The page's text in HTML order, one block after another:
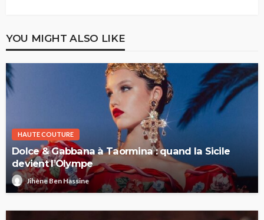
YOU MIGHT ALSO LIKE
HAUTE COUTURE
Dolce & Gabbana à Taormina : quand la Sicile
devient l’Olympe
Jihène Ben Hassine